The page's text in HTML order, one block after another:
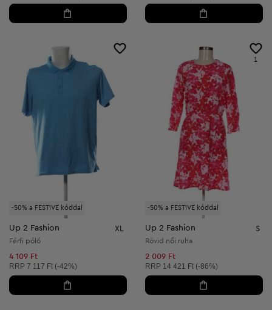
-50% a FESTIVE kóddal
Up 2 Fashion XL
Férfi póló
4 109 Ft
Ajánlott ár:
RRP 7 117 Ft (-42%)
-50% a FESTIVE kóddal
1
Up 2 Fashion S
Rövid női ruha
2 009 Ft
Ajánlott ár:
RRP 14 421 Ft (-86%)